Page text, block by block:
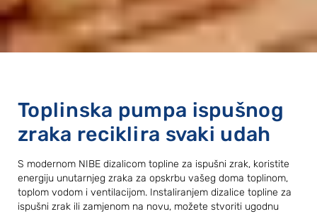
Toplinska pumpa ispušnog
zraka reciklira svaki udah
S modernom NIBE dizalicom topline za ispušni zrak, koristite
energiju unutarnjeg zraka za opskrbu vašeg doma toplinom,
toplom vodom i ventilacijom. Instaliranjem dizalice topline za
ispušni zrak ili zamjenom na novu, možete stvoriti ugodnu